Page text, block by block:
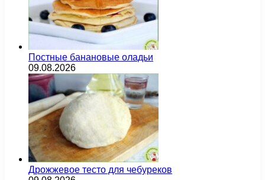
Постные банановые оладьи
09.08.2026
Дрожжевое тесто для чебуреков